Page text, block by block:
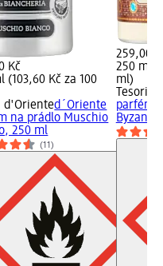
Kč
(103,60 Kč za 100
d'Oriented´Oriente
na prádlo Muschio
250 ml
(11)
259,00
250 ml
ml)
Tesori
parfém